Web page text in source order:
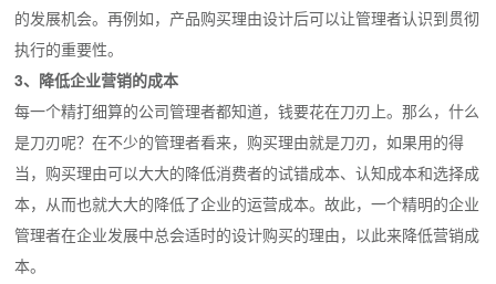
的发展机会。再例如，产品购买理由设计后可以让管理者认识到贯彻
执行的重要性。
3、降低企业营销的成本
每一个精打细算的公司管理者都知道，钱要花在刀刃上。那么，什么
是刀刃呢？在不少的管理者看来，购买理由就是刀刃，如果用的得
当，购买理由可以大大的降低消费者的试错成本、认知成本和选择成
本，从而也就大大的降低了企业的运营成本。故此，一个精明的企业
管理者在企业发展中总会适时的设计购买的理由，以此来降低营销成
本。